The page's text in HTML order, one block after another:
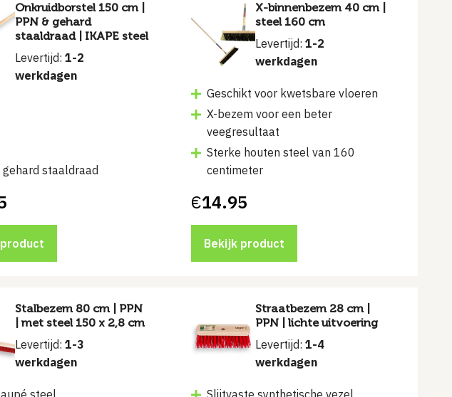
Onkruidborstel 150 cm |
PPN & gehard
staaldraad | IKAPE steel
Levertijd: 1-2
werkdagen
gehard staaldraad
X-binnenbezem 40 cm |
steel 160 cm
Levertijd:1-2
werkdagen
Geschikt voor kwetsbare vloeren
X-bezem voor een beter
veegresultaat
Sterke houten steel van 160
centimeter
€14.95
Bekijk product
Stalbezem 80 cm | PPN
| met steel 150 x 2,8 cm
Levertijd: 1-3
werkdagen
steel
Straatbezem 28 cm |
PPN | lichte uitvoering
Levertijd:1-4
werkdagen
Slijtvaste synthetische vezel